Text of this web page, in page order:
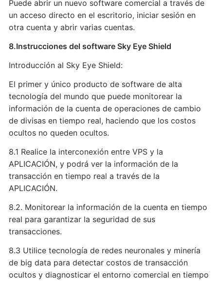
Puede abrir un nuevo software comercial a través de
un acceso directo en el escritorio, iniciar sesión en
otra cuenta y abrir varias cuentas.
8.Instrucciones del software Sky Eye Shield
Introducción al Sky Eye Shield:
El primer y único producto de software de alta
tecnología del mundo que puede monitorear la
información de la cuenta de operaciones de cambio
de divisas en tiempo real, haciendo que los costos
ocultos no queden ocultos.
8.1 Realice la interconexión entre VPS y la
APLICACIÓN, y podrá ver la información de la
transacción en tiempo real a través de la
APLICACIÓN.
8.2. Monitorear la información de la cuenta en tiempo
real para garantizar la seguridad de sus
transacciones.
8.3 Utilice tecnología de redes neuronales y minería
de big data para detectar costos de transacción
ocultos y diagnosticar el entorno comercial en tiempo